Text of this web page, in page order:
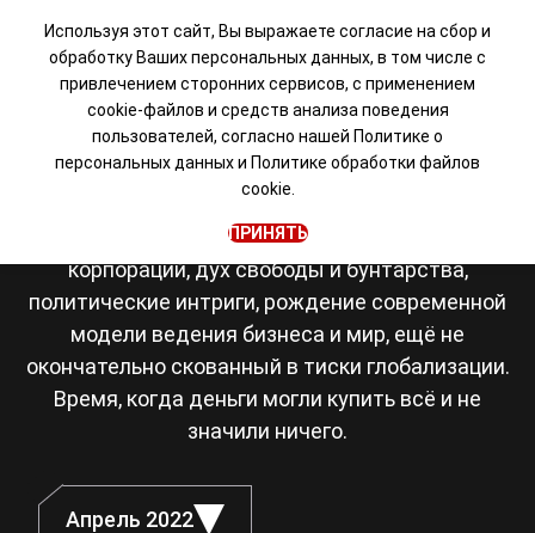
Визуальная новелла в
сеттинге Японии 80-х
музыки, становление транснациональных
корпораций, дух свободы и бунтарства,
политические интриги, рождение современной
модели ведения бизнеса и мир, ещё не
окончательно скованный в тиски глобализации.
Время, когда деньги могли купить всё и не
значили ничего.
Апрель 2022
Используя этот сайт, Вы выражаете согласие на сбор и
обработку Ваших персональных данных, в том числе с
привлечением сторонних сервисов, с применением
cookie-файлов и средств анализа поведения
пользователей, согласно нашей Политике о
персональных данныхи Политике обработки файлов
cookie.
ПРИНЯТЬ